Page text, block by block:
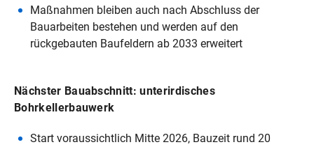
Maßnahmen bleiben auch nach Abschluss der
Bauarbeiten bestehen und werden auf den
rückgebauten Baufeldern ab 2033 erweitert
Nächster Bauabschnitt: unterirdisches
Bohrkellerbauwerk
Start voraussichtlich Mitte 2026, Bauzeit rund 20